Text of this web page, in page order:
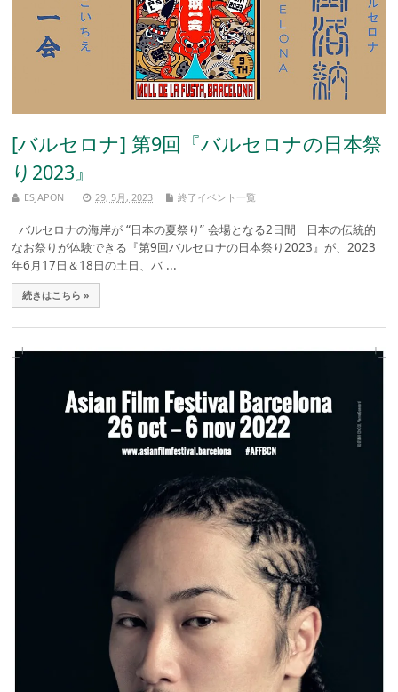
[バルセロナ] 第9回『バルセロナの日本祭
り2023』
ESJAPON 29, 5月, 2023 終了イベント一覧
バルセロナの海岸が “日本の夏祭り” 会場となる2日間 日本の伝統的
なお祭りが体験できる『第9回バルセロナの日本祭り2023』が、2023
年6月17日＆18日の土日、バ ...
続きはこちら »